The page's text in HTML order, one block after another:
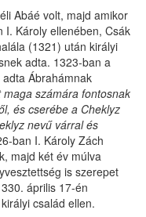
Abáé volt, majd amikor
I. Károly ellenében, Csák
(1321) után királyi
adta. 1323-ban a
adta Ábrahámnak
számára fontosnak
és cserébe a Cheklyz
nevű várral és
ban I. Károly Zách
majd két év múlva
is szerepet
április 17-én
család ellen.